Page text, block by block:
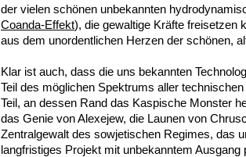
der vielen schönen unbekannten
Coanda-Effekt), die gewaltige Kräfte freisetzen
aus dem unordentlichen Herzen der schönen,
Klar ist auch, dass die uns bekannten
Teil des möglichen Spektrums aller
Teil, an dessen Rand das Kaspische Monster
das Genie von Alexejew, die Launen von
Zentralgewalt des sowjetischen Regimes, das
langfristiges Projekt mit unbekanntem Ausgang